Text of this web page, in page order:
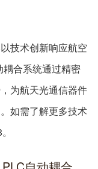
技术创新响应航空
合系统通过精密
为航天光通信器件
如需了解更多技术